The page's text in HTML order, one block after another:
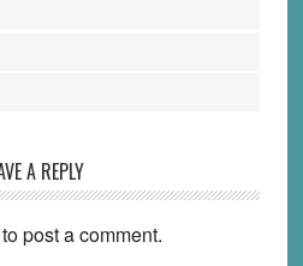
A REPLY
to post a comment.